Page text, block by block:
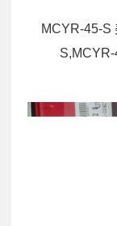
MCYR-45-S